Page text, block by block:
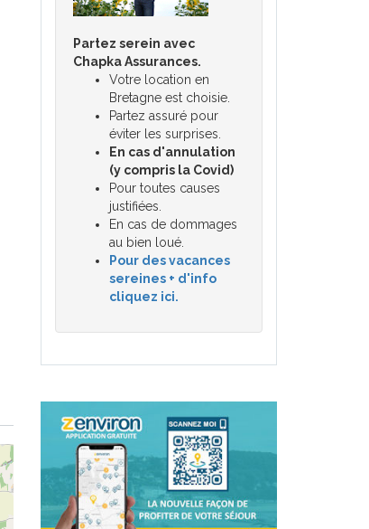
Partez serein avec
Chapka Assurances.
Votre location en
Bretagne est choisie.
Partez assuré pour
éviter les surprises.
En cas d'annulation
(y compris la Covid)
Pour toutes causes
justifiées.
En cas de dommages
au bien loué.
Pour des vacances
sereines + d'info
cliquez ici.